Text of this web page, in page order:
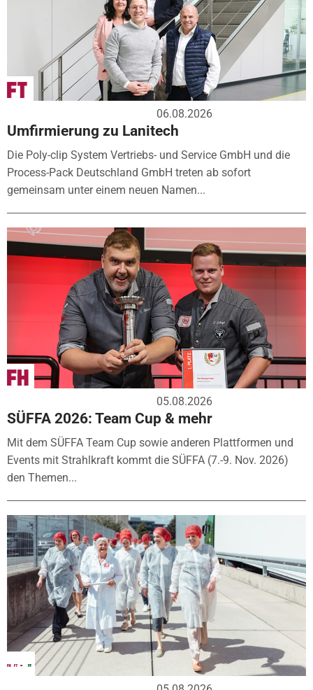
06.08.2026
Umfirmierung zu Lanitech
Die Poly-clip System Vertriebs- und Service GmbH und die
Process-Pack Deutschland GmbH treten ab sofort
gemeinsam unter einem neuen Namen...
05.08.2026
SÜFFA 2026: Team Cup & mehr
Mit dem SÜFFA Team Cup sowie anderen Plattformen und
Events mit Strahlkraft kommt die SÜFFA (7.-9. Nov. 2026)
den Themen...